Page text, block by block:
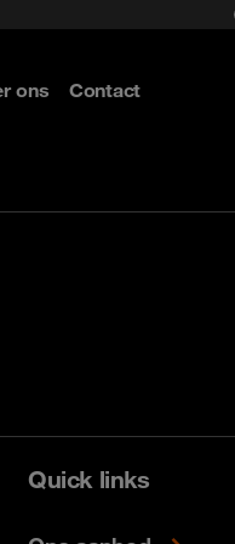
Ontdek meer
Ontdek meer
Ontdek meer
ons Contact
Quick links